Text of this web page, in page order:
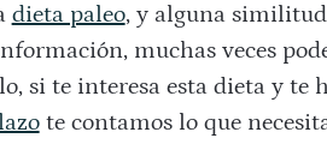
dieta paleo, y alguna
muchas veces
si te interesa esta dieta y te
te contamos lo que